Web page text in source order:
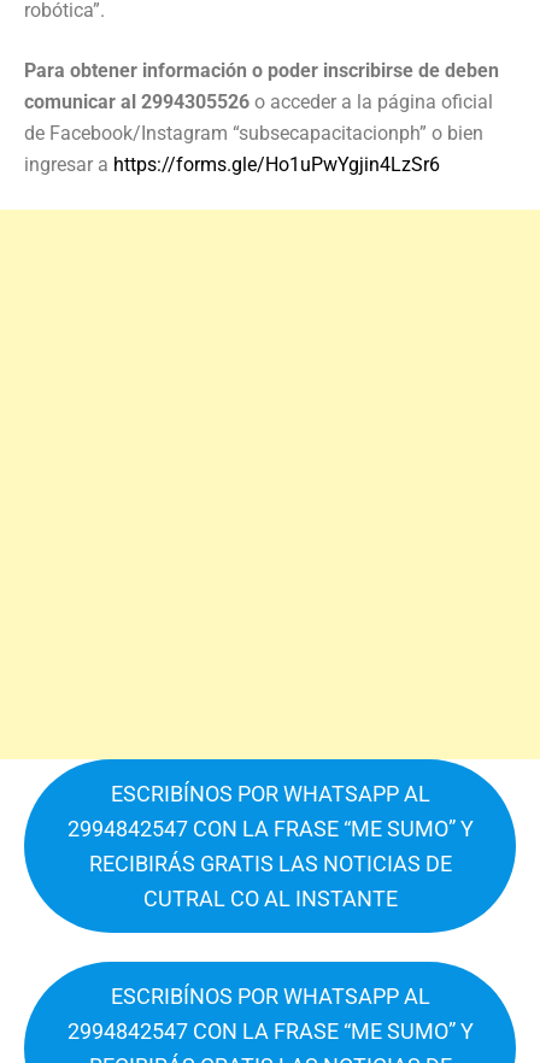
robótica”.
Para obtener información o poder inscribirse de deben
comunicar al 2994305526 o acceder a la página oficial
de Facebook/Instagram “subsecapacitacionph” o bien
ingresar a https://forms.gle/Ho1uPwYgjin4LzSr6
ESCRIBÍNOS POR WHATSAPP AL
2994842547 CON LA FRASE “ME SUMO” Y
RECIBIRÁS GRATIS LAS NOTICIAS DE
CUTRAL CO AL INSTANTE
ESCRIBÍNOS POR WHATSAPP AL
2994842547 CON LA FRASE “ME SUMO” Y